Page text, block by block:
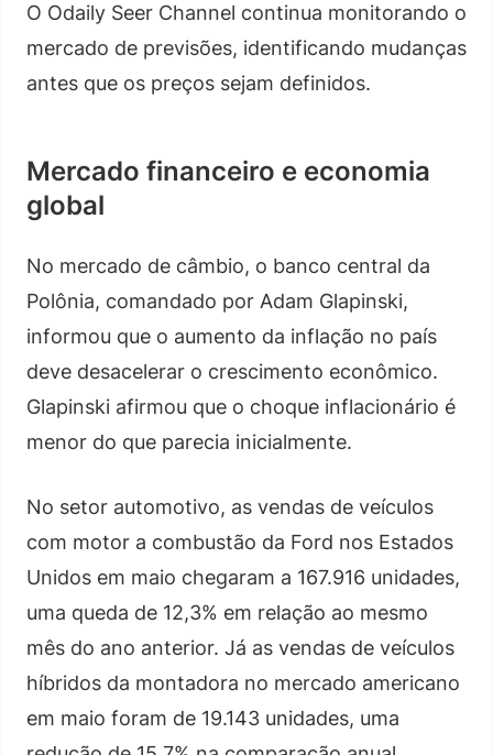
O Odaily Seer Channel continua monitorando o
mercado de previsões, identificando mudanças
antes que os preços sejam definidos.
Mercado financeiro e economia
global
No mercado de câmbio, o banco central da
Polônia, comandado por Adam Glapinski,
informou que o aumento da inflação no país
deve desacelerar o crescimento econômico.
Glapinski afirmou que o choque inflacionário é
menor do que parecia inicialmente.
No setor automotivo, as vendas de veículos
com motor a combustão da Ford nos Estados
Unidos em maio chegaram a 167.916 unidades,
uma queda de 12,3% em relação ao mesmo
mês do ano anterior. Já as vendas de veículos
híbridos da montadora no mercado americano
em maio foram de 19.143 unidades, uma